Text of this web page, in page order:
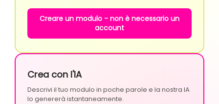
Creare un modulo - non è necessario un
account
Crea con l'IA
Descrivi il tuo modulo in poche parole e la nostra IA
lo genererà istantaneamente.